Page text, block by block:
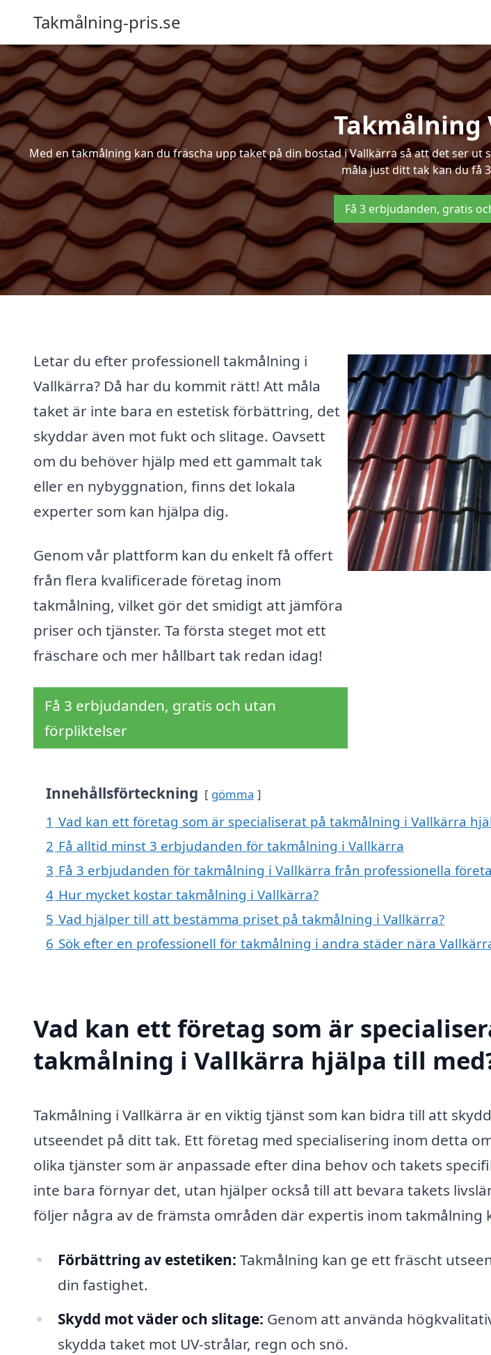
Takmålning-pris.se
Takmålning
Med en takmålning kan du fräscha upp taket på din bostad i Vallkärra så att det ser
måla just ditt tak kan du få
Få 3 erbjudanden, gratis
Letar du efter professionell takmålning i
Vallkärra? Då har du kommit rätt! Att måla
taket är inte bara en estetisk förbättring, det
skyddar även mot fukt och slitage. Oavsett
om du behöver hjälp med ett gammalt tak
eller en nybyggnation, finns det lokala
experter som kan hjälpa dig.
Genom vår plattform kan du enkelt få offert
från flera kvalificerade företag inom
takmålning, vilket gör det smidigt att jämföra
priser och tjänster. Ta första steget mot ett
fräschare och mer hållbart tak redan idag!
Få 3 erbjudanden, gratis och utan
förpliktelser
Innehållsförteckning gömma
1 Vad kan ett företag som är specialiserat på takmålning i Vallkärra
2 Få alltid minst 3 erbjudanden för takmålning i Vallkärra
3 Få 3 erbjudanden för takmålning i Vallkärra från professionella
4 Hur mycket kostar takmålning i Vallkärra?
5 Vad hjälper till att bestämma priset på takmålning i Vallkärra?
6 Sök efter en professionell för takmålning i andra städer nära
Vad kan ett företag som är
takmålning i Vallkärra hjälpa till
Takmålning i Vallkärra är en viktig tjänst som kan bidra till att
utseendet på ditt tak. Ett företag med specialisering inom detta
olika tjänster som är anpassade efter dina behov och takets
inte bara förnyar det, utan hjälper också till att bevara takets
följer några av de främsta områden där expertis inom takmålning
Förbättring av estetiken: Takmålning kan ge ett fräscht
din fastighet.
Skydd mot väder och slitage: Genom att använda
skydda taket mot UV-strålar, regn och snö.